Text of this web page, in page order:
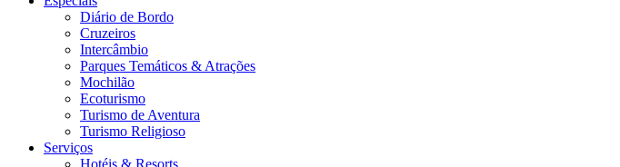
Diário de Bordo
Cruzeiros
Intercâmbio
Parques Temáticos & Atrações
Mochilão
Ecoturismo
Turismo de Aventura
Turismo Religioso
Serviços
Hotéis & Resorts